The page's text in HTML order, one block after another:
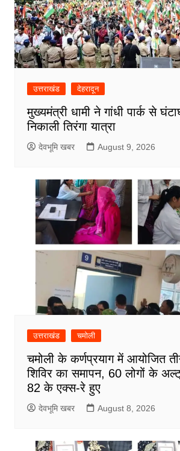
उत्तराखंड देहरादून
मुख्यमंत्री धामी ने गांधी पार्क से
निकाली तिरंगा यात्रा
देवभूमि खबर August 9, 2026
उत्तराखंड चमोली
चमोली के कर्णप्रयाग में आयोजित
शिविर का समापन, 60 लोगों के
82 के एक्स-रे हुए
देवभूमि खबर August 8, 2026